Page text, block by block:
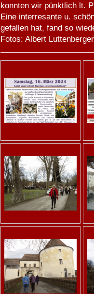
konnten wir pünktlich lt.
Eine interresante u.
gefallen hat, fand so
Fotos: Albert